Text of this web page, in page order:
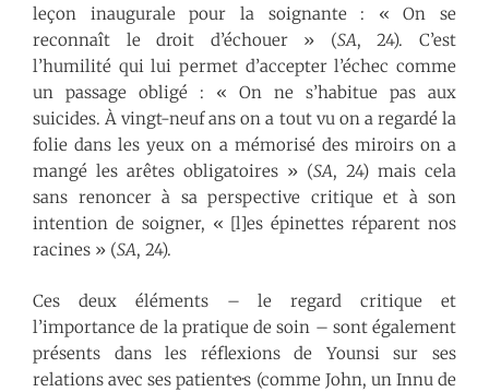
leçon inaugurale pour la soignante : « On se
reconnaît le droit d’échouer » (SA, 24). C’est
l’humilité qui lui permet d’accepter l’échec comme
un passage obligé : « On ne s’habitue pas aux
suicides. À vingt-neuf ans on a tout vu on a regardé la
folie dans les yeux on a mémorisé des miroirs on a
mangé les arêtes obligatoires » (SA, 24) mais cela
sans renoncer à sa perspective critique et à son
intention de soigner, « [l]es épinettes réparent nos
racines » (SA, 24).
Ces deux éléments – le regard critique et
l’importance de la pratique de soin – sont également
présents dans les réflexions de Younsi sur ses
relations avec ses patient·e·s (comme John, un Innu de